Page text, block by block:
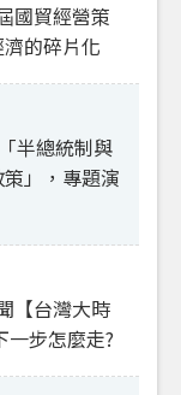
國貿經營策
的碎片化
半總統制與
」，專題演
【台灣大時
步怎麼走?